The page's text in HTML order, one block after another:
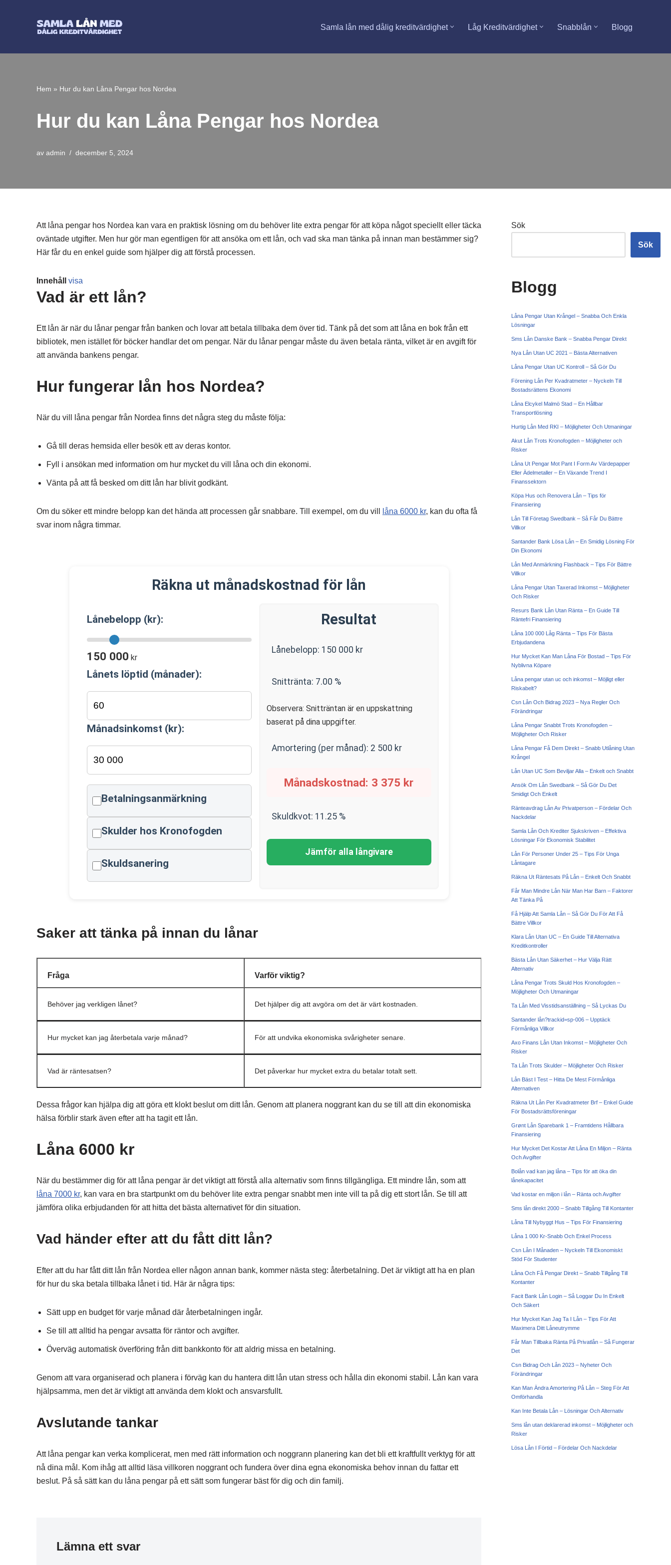
innehåll
Samla lån med dålig kreditvärdighet Låg Kreditvärdighet Snabblån Blogg
Hem » Hur du kan Låna Pengar hos Nordea
Hur du kan Låna Pengar hos Nordea
av admin december 5, 2024
Att låna pengar hos Nordea kan vara en praktisk lösning om du behöver lite extra pengar för att köpa något speciellt eller täcka
oväntade utgifter. Men hur gör man egentligen för att ansöka om ett lån, och vad ska man tänka på innan man bestämmer sig?
Här får du en enkel guide som hjälper dig att förstå processen.
Innehåll visa
Vad är ett lån?
Ett lån är när du lånar pengar från banken och lovar att betala tillbaka dem över tid. Tänk på det som att låna en bok från ett
bibliotek, men istället för böcker handlar det om pengar. När du lånar pengar måste du även betala ränta, vilket är en avgift för
att använda bankens pengar.
Hur fungerar lån hos Nordea?
När du vill låna pengar från Nordea finns det några steg du måste följa:
Gå till deras hemsida eller besök ett av deras kontor.
Fyll i ansökan med information om hur mycket du vill låna och din ekonomi.
Vänta på att få besked om ditt lån har blivit godkänt.
Om du söker ett mindre belopp kan det hända att processen går snabbare. Till exempel, om du vill låna 6000 kr, kan du ofta få
svar inom några timmar.
Räkna ut månadskostnad för lån
Lånebelopp (kr):
150 000 kr
Lånets löptid (månader):
Månadsinkomst (kr):
Betalningsanmärkning
Skulder hos Kronofogden
Skuldsanering
Resultat
Lånebelopp: 150 000 kr
Snittränta: 7.00 %
Observera: Snitträntan är en uppskattning
baserat på dina uppgifter.
Amortering (per månad): 2 500 kr
Månadskostnad: 3 375 kr
Skuldkvot: 11.25%
Jämför alla långivare
Saker att tänka på innan du lånar
Fråga Varför viktig?
Behöver jag verkligen lånet? Det hjälper dig att avgöra om det är värt kostnaden.
Hur mycket kan jag återbetala varje månad? För att undvika ekonomiska svårigheter senare.
Vad är räntesatsen? Det påverkar hur mycket extra du betalar totalt sett.
Dessa frågor kan hjälpa dig att göra ett klokt beslut om ditt lån. Genom att planera noggrant kan du se till att din ekonomiska
hälsa förblir stark även efter att ha tagit ett lån.
Låna 6000 kr
När du bestämmer dig för att låna pengar är det viktigt att förstå alla alternativ som finns tillgängliga. Ett mindre lån, som att
låna 7000 kr, kan vara en bra startpunkt om du behöver lite extra pengar snabbt men inte vill ta på dig ett stort lån. Se till att
jämföra olika erbjudanden för att hitta det bästa alternativet för din situation.
Vad händer efter att du fått ditt lån?
Efter att du har fått ditt lån från Nordea eller någon annan bank, kommer nästa steg: återbetalning. Det är viktigt att ha en plan
för hur du ska betala tillbaka lånet i tid. Här är några tips:
Sätt upp en budget för varje månad där återbetalningen ingår.
Se till att alltid ha pengar avsatta för räntor och avgifter.
Överväg automatisk överföring från ditt bankkonto för att aldrig missa en betalning.
Genom att vara organiserad och planera i förväg kan du hantera ditt lån utan stress och hålla din ekonomi stabil. Lån kan vara
hjälpsamma, men det är viktigt att använda dem klokt och ansvarsfullt.
Avslutande tankar
Att låna pengar kan verka komplicerat, men med rätt information och noggrann planering kan det bli ett kraftfullt verktyg för att
nå dina mål. Kom ihåg att alltid läsa villkoren noggrant och fundera över dina egna ekonomiska behov innan du fattar ett
beslut. På så sätt kan du låna pengar på ett sätt som fungerar bäst för dig och din familj.
Lämna ett svar
Sök
Sök
Blogg
Låna Pengar Utan Krångel – Snabba Och Enkla
Lösningar
Sms Lån Danske Bank – Snabba Pengar Direkt
Nya Lån Utan UC 2021 – Bästa Alternativen
Låna Pengar Utan UC Kontroll – Så Gör Du
Förening Lån Per Kvadratmeter – Nyckeln Till
Bostadsrättens Ekonomi
Låna Elcykel Malmö Stad – En Hållbar
Transportlösning
Hurtig Lån Med RKI – Möjligheter Och Utmaningar
Akut Lån Trots Kronofogden – Möjligheter och
Risker
Låna Ut Pengar Mot Pant I Form Av Värdepapper
Eller Ädelmetaller – En Växande Trend I
Finanssektorn
Köpa Hus och Renovera Lån – Tips för
Finansiering
Lån Till Företag Swedbank – Så Får Du Bättre
Villkor
Santander Bank Lösa Lån – En Smidig Lösning För
Din Ekonomi
Lån Med Anmärkning Flashback – Tips För Bättre
Villkor
Låna Pengar Utan Taxerad Inkomst – Möjligheter
Och Risker
Resurs Bank Lån Utan Ränta – En Guide Till
Räntefri Finansiering
Låna 100 000 Låg Ränta – Tips För Bästa
Erbjudandena
Hur Mycket Kan Man Låna För Bostad – Tips För
Nyblivna Köpare
Låna pengar utan uc och inkomst – Möjligt eller
Riskabelt?
Csn Lån Och Bidrag 2023 – Nya Regler Och
Förändringar
Låna Pengar Snabbt Trots Kronofogden –
Möjligheter Och Risker
Låna Pengar Få Dem Direkt – Snabb Utlåning Utan
Krångel
Lån Utan UC Som Beviljar Alla – Enkelt och Snabbt
Ansök Om Lån Swedbank – Så Gör Du Det
Smidigt Och Enkelt
Ränteavdrag Lån Av Privatperson – Fördelar Och
Nackdelar
Samla Lån Och Krediter Sjukskriven – Effektiva
Lösningar För Ekonomisk Stabilitet
Lån För Personer Under 25 – Tips För Unga
Låntagare
Räkna Ut Räntesats På Lån – Enkelt Och Snabbt
Får Man Mindre Lån När Man Har Barn – Faktorer
Att Tänka På
Få Hjälp Att Samla Lån – Så Gör Du För Att Få
Bättre Villkor
Klara Lån Utan UC – En Guide Till Alternativa
Kreditkontroller
Bästa Lån Utan Säkerhet – Hur Välja Rätt
Alternativ
Låna Pengar Trots Skuld Hos Kronofogden –
Möjligheter Och Utmaningar
Ta Lån Med Visstidsanställning – Så Lyckas Du
Santander lån?trackid=sp-006 – Upptäck
Förmånliga Villkor
Axo Finans Lån Utan Inkomst – Möjligheter Och
Risker
Ta Lån Trots Skulder – Möjligheter Och Risker
Lån Bäst I Test – Hitta De Mest Förmånliga
Alternativen
Räkna Ut Lån Per Kvadratmeter Brf – Enkel Guide
För Bostadsrättsföreningar
Grønt Lån Sparebank 1 – Framtidens Hållbara
Finansiering
Hur Mycket Det Kostar Att Låna En Miljon – Ränta
Och Avgifter
Bolån vad kan jag låna – Tips för att öka din
lånekapacitet
Vad kostar en miljon i lån – Ränta och Avgifter
Sms lån direkt 2000 – Snabb Tillgång Till Kontanter
Låna Till Nybyggt Hus – Tips För Finansiering
Låna 1 000 Kr-Snabb Och Enkel Process
Csn Lån I Månaden – Nyckeln Till Ekonomiskt
Stöd För Studenter
Låna Och Få Pengar Direkt – Snabb Tillgång Till
Kontanter
Facit Bank Lån Login – Så Loggar Du In Enkelt
Och Säkert
Hur Mycket Kan Jag Ta I Lån – Tips För Att
Maximera Ditt Låneutrymme
Får Man Tillbaka Ränta På Privatlån – Så Fungerar
Det
Csn Bidrag Och Lån 2023 – Nyheter Och
Förändringar
Kan Man Ändra Amortering På Lån – Steg För Att
Omförhandla
Kan Inte Betala Lån – Lösningar Och Alternativ
Sms lån utan deklarerad inkomst – Möjligheter och
Risker
Lösa Lån I Förtid – Fördelar Och Nackdelar